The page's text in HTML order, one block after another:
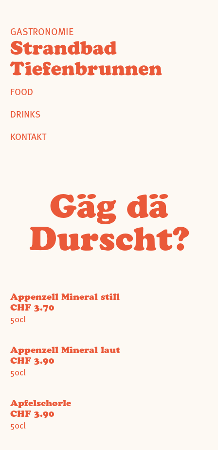
GASTRONOMIE
FOOD
DRINKS
KONTAKT
Gäg dä
Durscht?
Appenzell Mineral still
CHF 3.70
50cl
Appenzell Mineral laut
CHF 3.90
50cl
Apfelschorle
CHF 3.90
50cl